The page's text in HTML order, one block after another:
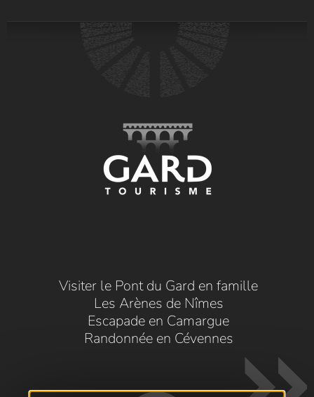
Visiter le Pont du Gard en famille
Les Arènes de Nîmes
Escapade en Camargue
Randonnée en Cévennes